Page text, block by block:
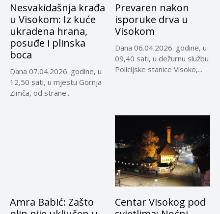
Nesvakidašnja krađa
u Visokom: Iz kuće
ukradena hrana,
posuđe i plinska
boca
Dana 07.04.2026. godine, u
12,50 sati, u mjestu Gornja
Zimča, od strane...
Prevaren nakon
isporuke drva u
Visokom
Dana 06.04.2026. godine, u
09,40 sati, u dežurnu službu
Policijske stanice Visoko,...
Amra Babić: Zašto
Centar Visokog pod